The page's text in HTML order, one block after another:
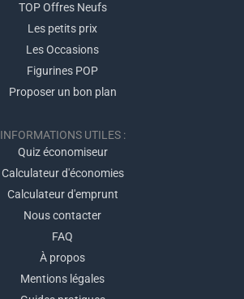
TOP Offres Neufs
Les petits prix
Les Occasions
Figurines POP
Proposer un bon plan
INFORMATIONS UTILES :
Quiz économiseur
Calculateur d'économies
Calculateur d'emprunt
Nous contacter
FAQ
À propos
Mentions légales